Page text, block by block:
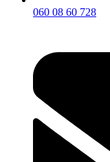
060 08 60 728